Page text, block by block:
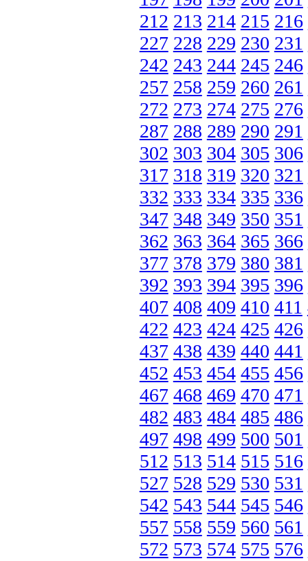
212 213 214 215 216
227 228 229 230 231
242 243 244 245 246
257 258 259 260 261
272 273 274 275 276
287 288 289 290 291
302 303 304 305 306
317 318 319 320 321
332 333 334 335 336
347 348 349 350 351
362 363 364 365 366
377 378 379 380 381
392 393 394 395 396
407 408 409 410 411
422 423 424 425 426
437 438 439 440 441
452 453 454 455 456
467 468 469 470 471
482 483 484 485 486
497 498 499 500 501
512 513 514 515 516
527 528 529 530 531
542 543 544 545 546
557 558 559 560 561
572 573 574 575 576